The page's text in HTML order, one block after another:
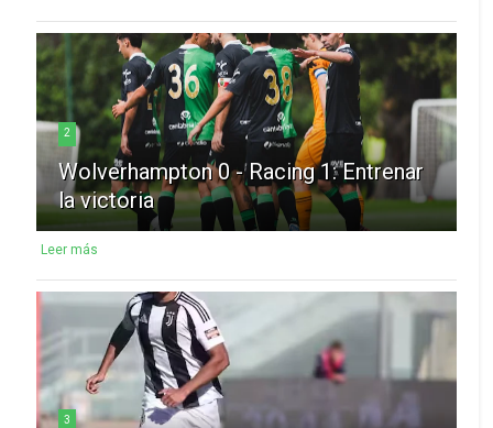
2
Wolverhampton 0 - Racing 1: Entrenar
la victoria
Leer más
3